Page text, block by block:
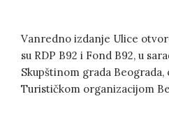
Vanredno izdanje Ulice
su RDP B92 i Fond B92, u
Skupštinom grada
Turističkom organizacijom